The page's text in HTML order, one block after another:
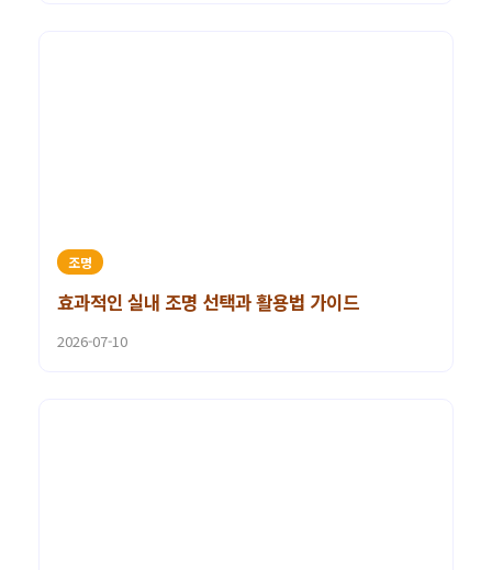
조명
효과적인 실내 조명 선택과 활용법 가이드
2026-07-10